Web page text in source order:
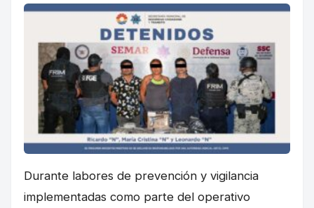
Durante labores de prevención y vigilancia
implementadas como parte del operativo